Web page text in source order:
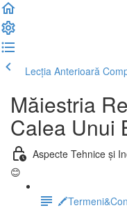
Lecția Anterioară
Măiestria
Calea Unui
Aspecte Tehnice și
😊